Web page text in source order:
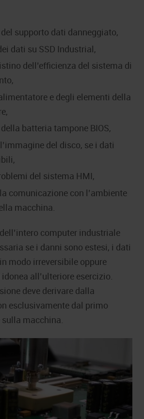
supporto dati danneggiato,
dati su SSD Industrial,
dell’efficienza del sistema di
e degli elementi della
batteria tampone BIOS,
del disco, se i dati
del sistema HMI,
comunicazione con l’ambiente
macchina.
computer industriale
se i danni sono estesi, i dati
modo irreversibile oppure
all’ulteriore esercizio.
deve derivare dalla
esclusivamente dal primo
macchina.